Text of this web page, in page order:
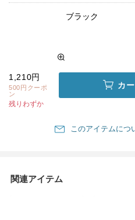
ブラック
1,210円
500円クーポ
ン
残りわずか
カ
このアイテムにつ
関連アイテム